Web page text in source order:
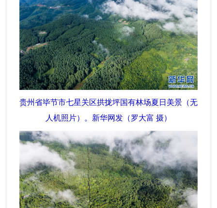
贵州省毕节市七星关区拱拢坪国有林场夏日美景（无
人机照片）。新华网发（罗大富 摄）